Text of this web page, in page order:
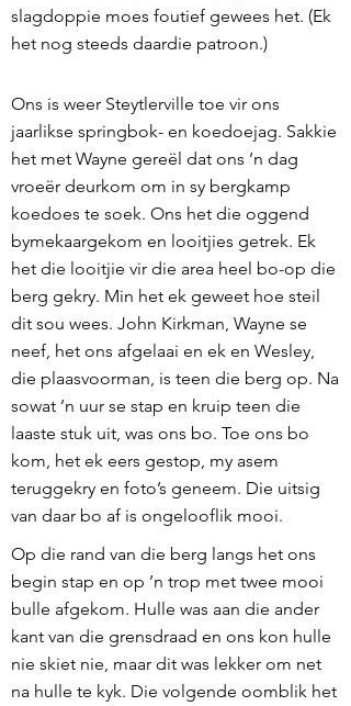
slagdoppie moes foutief gewees het. (Ek
het nog steeds daardie patroon.)
Ons is weer Steytlerville toe vir ons
jaarlikse springbok- en koedoejag. Sakkie
het met Wayne gereël dat ons ’n dag
vroeër deurkom om in sy bergkamp
koedoes te soek. Ons het die oggend
bymekaargekom en looitjies getrek. Ek
het die looitjie vir die area heel bo-op die
berg gekry. Min het ek geweet hoe steil
dit sou wees. John Kirkman, Wayne se
neef, het ons afgelaai en ek en Wesley,
die plaasvoorman, is teen die berg op. Na
sowat ’n uur se stap en kruip teen die
laaste stuk uit, was ons bo. Toe ons bo
kom, het ek eers gestop, my asem
teruggekry en foto’s geneem. Die uitsig
van daar bo af is ongelooflik mooi.
Op die rand van die berg langs het ons
begin stap en op ’n trop met twee mooi
bulle afgekom. Hulle was aan die ander
kant van die grensdraad en ons kon hulle
nie skiet nie, maar dit was lekker om net
na hulle te kyk. Die volgende oomblik het